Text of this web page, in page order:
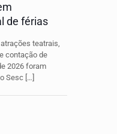
de férias
teatrais,
contação de
2026 foram
Sesc […]